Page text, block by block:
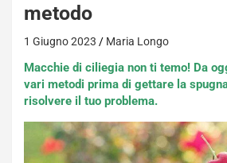
metodo
1 Giugno 2023 Maria Longo
Macchie di ciliegia non ti temo! Da
vari metodi prima di gettare la
risolvere il tuo problema.